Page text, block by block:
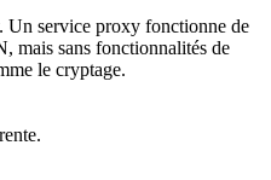
Un service proxy fonctionne de
mais sans fonctionnalités de
le cryptage.